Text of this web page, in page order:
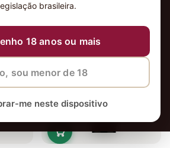
brasileira.
18 anos ou mais
sou menor de 18
me neste dispositivo